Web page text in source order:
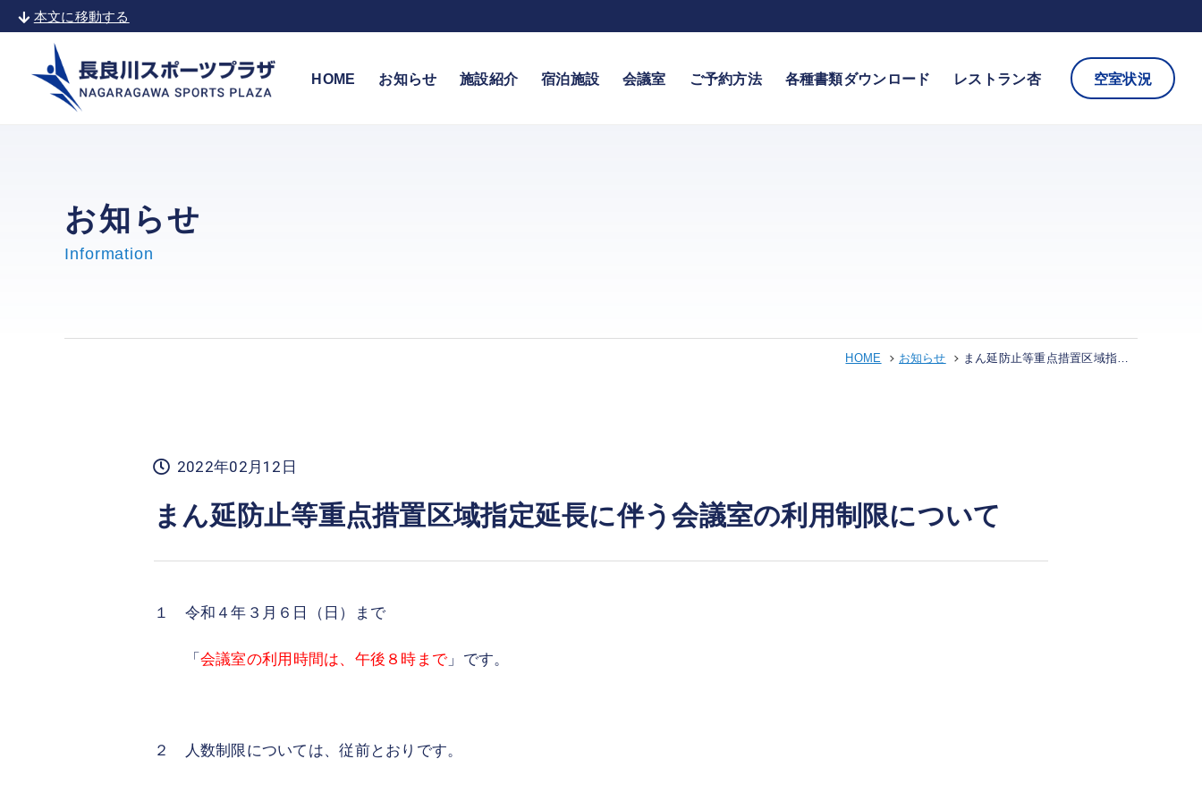
本文に移動する
HOME お知らせ 施設紹介 宿泊施設 会議室 ご予約方法 各種書類ダウンロード レストラン杏 空室状況
お知らせ
Information
HOME お知らせ まん延防止等重点措置区域指定延長に伴う会議室の利用制限について
2022年02月12日
まん延防止等重点措置区域指定延長に伴う会議室の利用制限について
１ 令和４年３月６日（日）まで
「会議室の利用時間は、午後８時まで」です。
２ 人数制限については、従前とおりです。